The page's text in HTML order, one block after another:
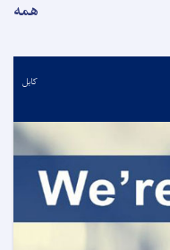
همه
کابل